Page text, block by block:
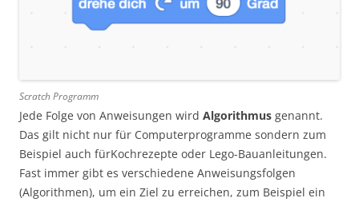
Scratch Programm
Jede Folge von Anweisungen wird Algorithmus genannt.
Das gilt nicht nur für Computerprogramme sondern zum
Beispiel auch fürKochrezepte oder Lego-Bauanleitungen.
Fast immer gibt es verschiedene Anweisungsfolgen
(Algorithmen), um ein Ziel zu erreichen, zum Beispiel ein